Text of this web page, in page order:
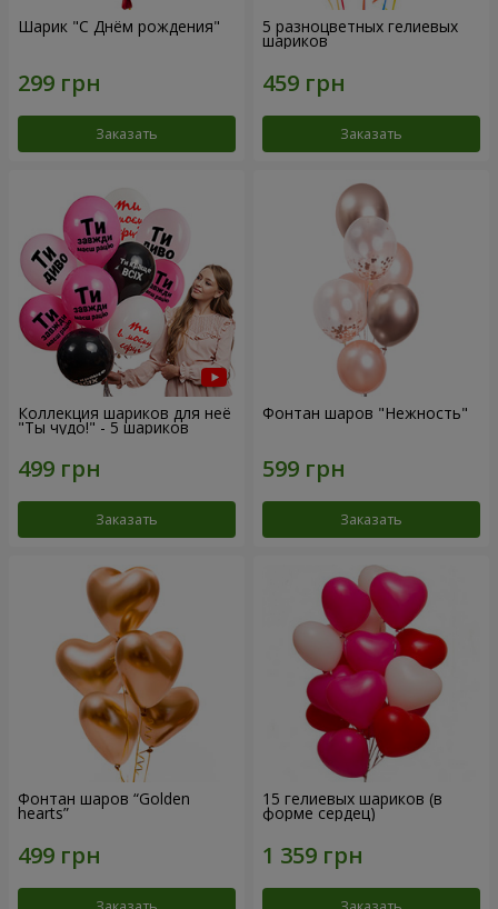
Шарик "С Днём рождения"
Заказать
5 разноцветных гелиевых
шариков
Заказать
Коллекция шариков для неё
"Ты чудо!" - 5 шариков
Заказать
Фонтан шаров "Нежность"
Заказать
Фонтан шаров “Golden
hearts”
15 гелиевых шариков (в
форме сердец)